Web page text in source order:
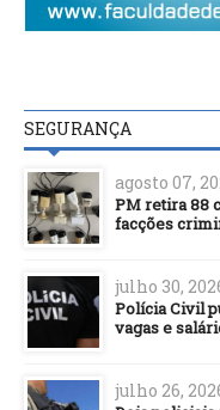
SEGURANÇA
agosto 07,
PM retira 88
facções
julho 30,
Polícia Civil
vagas e
julho 26,